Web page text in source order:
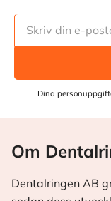
Dina
Om
Dentalringen AB